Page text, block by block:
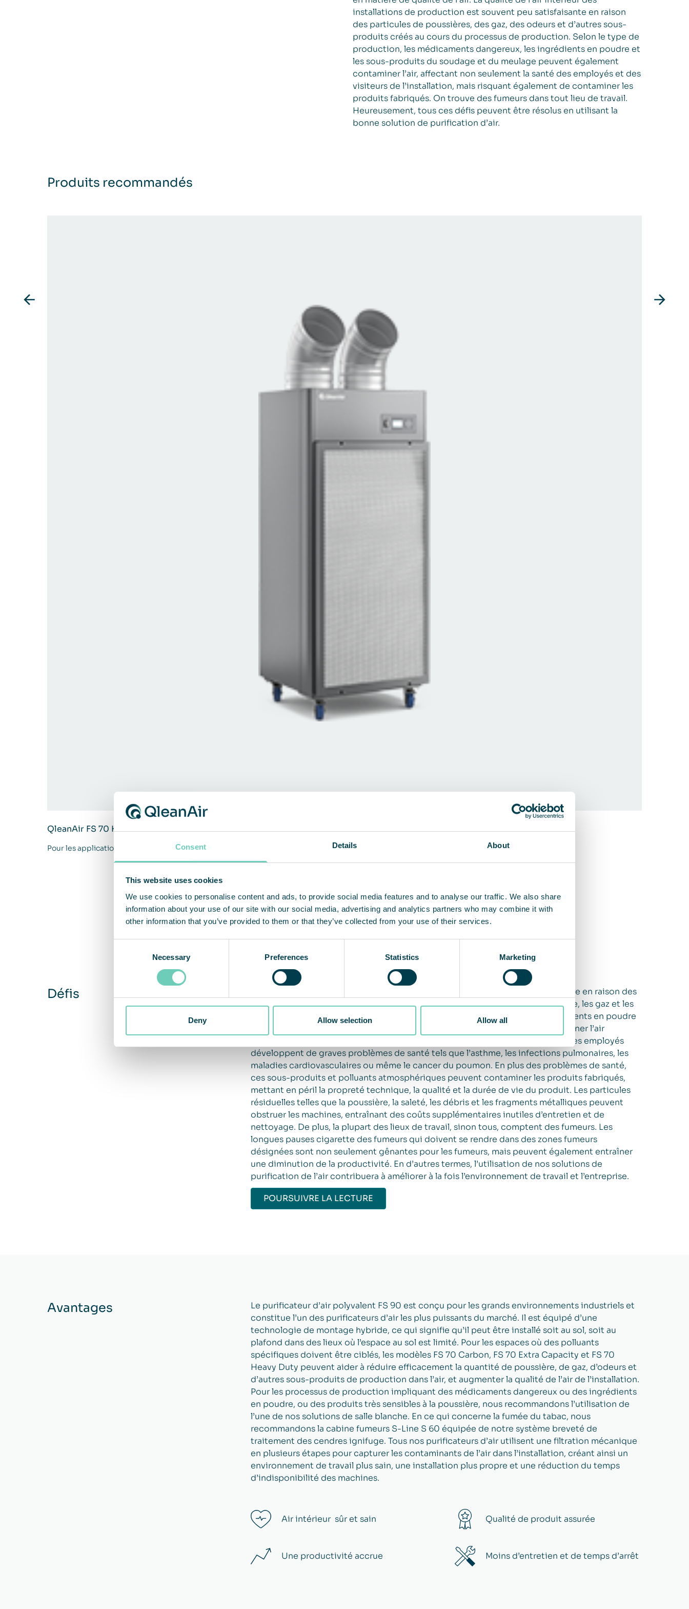
Consent Details About
This website uses cookies
We use cookies to personalise content and ads, to provide social media features and to analyse our traffic. We also share
information about your use of our site with our social media, advertising and analytics partners who may combine it with
other information that you’ve provided to them or that they’ve collected from your use of their services.
Necessary Preferences Statistics Marketing
Deny Allow selection Allow all
installations de production est souvent peu satisfaisante en raison
des particules de poussières, des gaz, des odeurs et d’autres sous-
produits créés au cours du processus de production. Selon le type de
production, les médicaments dangereux, les ingrédients en poudre et
les sous-produits du soudage et du meulage peuvent également
contaminer l’air, affectant non seulement la santé des employés et des
visiteurs de l’installation, mais risquant également de contaminer les
produits fabriqués. On trouve des fumeurs dans tout lieu de travail.
Heureusement, tous ces défis peuvent être résolus en utilisant la
bonne solution de purification d’air.
Produits recommandés
QleanAir FS 70 Heavy Duty
Pour les applications industrielles lourdes
Défis
La qualité de l’air intérieur des installations de production est souvent médiocre en raison des
sous-produits créés au cours du processus de production, tels que la poussière, les gaz et les
odeurs. Selon le type de production, des médicaments dangereux, des ingrédients en poudre
ou des sous-produits du soudage et du meulage sont susceptibles de contaminer l’air
intérieur de l’installation. Ces facteurs contribuent tous à un risque accru que les employés
développent de graves problèmes de santé tels que l’asthme, les infections pulmonaires, les
maladies cardiovasculaires ou même le cancer du poumon. En plus des problèmes de santé,
ces sous-produits et polluants atmosphériques peuvent contaminer les produits fabriqués,
mettant en péril la propreté technique, la qualité et la durée de vie du produit. Les particules
résiduelles telles que la poussière, la saleté, les débris et les fragments métalliques peuvent
obstruer les machines, entraînant des coûts supplémentaires inutiles d’entretien et de
nettoyage. De plus, la plupart des lieux de travail, sinon tous, comptent des fumeurs. Les
longues pauses cigarette des fumeurs qui doivent se rendre dans des zones fumeurs
désignées sont non seulement gênantes pour les fumeurs, mais peuvent également entraîner
une diminution de la productivité. En d’autres termes, l’utilisation de nos solutions de
purification de l’air contribuera à améliorer à la fois l’environnement de travail et l’entreprise.
POURSUIVRE LA LECTURE
Avantages
Le purificateur d’air polyvalent FS 90 est conçu pour les grands environnements industriels et
constitue l’un des purificateurs d’air les plus puissants du marché. Il est équipé d’une
technologie de montage hybride, ce qui signifie qu’il peut être installé soit au sol, soit au
plafond dans des lieux où l’espace au sol est limité. Pour les espaces où des polluants
spécifiques doivent être ciblés, les modèles FS 70 Carbon, FS 70 Extra Capacity et FS 70
Heavy Duty peuvent aider à réduire efficacement la quantité de poussière, de gaz, d’odeurs et
d’autres sous-produits de production dans l’air, et augmenter la qualité de l’air de l’installation.
Pour les processus de production impliquant des médicaments dangereux ou des ingrédients
en poudre, ou des produits très sensibles à la poussière, nous recommandons l’utilisation de
l’une de nos solutions de salle blanche. En ce qui concerne la fumée du tabac, nous
recommandons la cabine fumeurs S-Line S 60 équipée de notre système breveté de
traitement des cendres ignifuge. Tous nos purificateurs d’air utilisent une filtration mécanique
en plusieurs étapes pour capturer les contaminants de l’air dans l’installation, créant ainsi un
environnement de travail plus sain, une installation plus propre et une réduction du temps
d’indisponibilité des machines.
Air intérieur ​ sûr et sain Qualité de produit assurée
Une productivité accrue​ Moins d’entretien et de temps d’arrêt